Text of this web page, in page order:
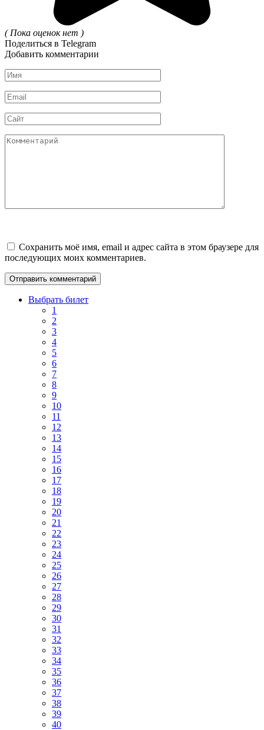
( Пока оценок нет )
Поделиться в Telegram
Добавить комментарии
Имя
*
Email
*
Сайт
Комментарий
Сохранить моё имя, email и адрес сайта в этом браузере для
последующих моих комментариев.
Выбрать билет
1
2
3
4
5
6
7
8
9
10
11
12
13
14
15
16
17
18
19
20
21
22
23
24
25
26
27
28
29
30
31
32
33
34
35
36
37
38
39
40